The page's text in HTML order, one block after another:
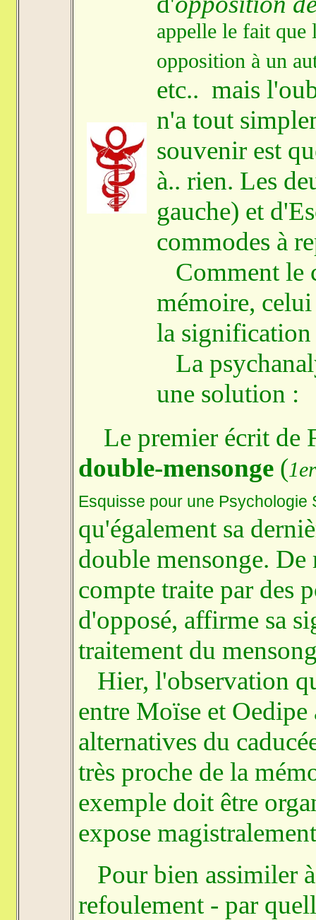
appelle le fait que
opposition à un
etc.. mais
n'a tout
souvenir est
à.. rien. Les
gauche) et
commodes à
Comment le
mémoire,
la signification
La
une solution :
Le premier écrit de
double-mensonge(
Esquisse pour une Psychologie
qu'égalementsa
double mensonge.
compte traite par des
d'opposé, affirme sa
traitement du
Hier, l'observation
entre Moïse et Oedipe
alternatives du
très proche de la
exemple doit être
expose
Pour bien assimiler
refoulement - par